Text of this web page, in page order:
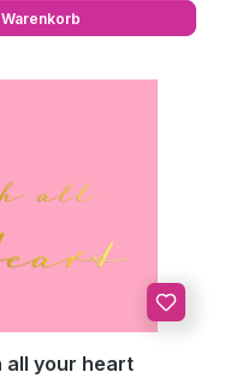
all your heart